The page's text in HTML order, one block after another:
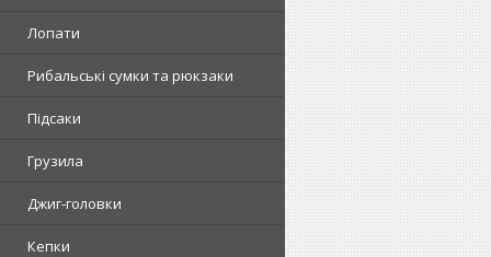
Лопати
Рибальські сумки та рюкзаки
Підсаки
Грузила
Джиг-головки
Кепки